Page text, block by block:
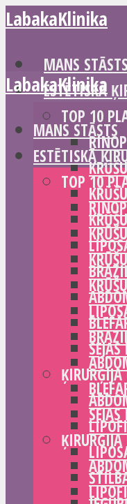
LabakaKlinika
MANS STĀSTS
ESTĒTISKĀ
TOP 10
LabakaKlinika
MANS STĀSTS
ESTĒTISKĀ
TOP 10